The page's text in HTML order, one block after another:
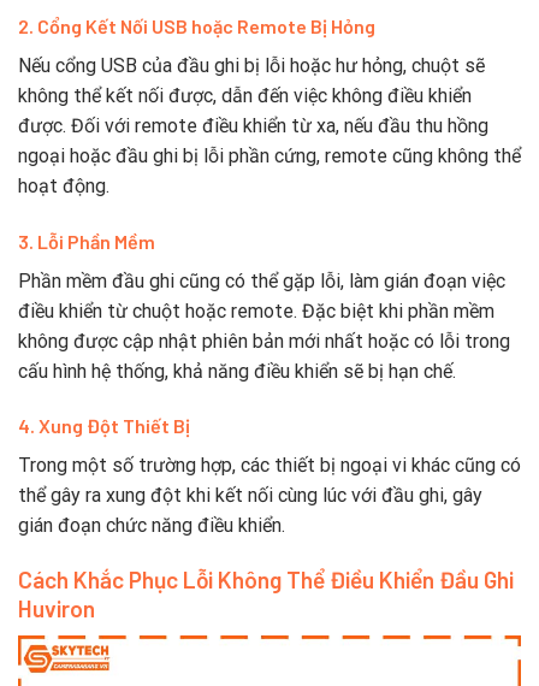
2. Cổng Kết Nối USB hoặc Remote Bị Hỏng
Nếu cổng USB của đầu ghi bị lỗi hoặc hư hỏng, chuột sẽ
không thể kết nối được, dẫn đến việc không điều khiển
được. Đối với remote điều khiển từ xa, nếu đầu thu hồng
ngoại hoặc đầu ghi bị lỗi phần cứng, remote cũng không thể
hoạt động.
3. Lỗi Phần Mềm
Phần mềm đầu ghi cũng có thể gặp lỗi, làm gián đoạn việc
điều khiển từ chuột hoặc remote. Đặc biệt khi phần mềm
không được cập nhật phiên bản mới nhất hoặc có lỗi trong
cấu hình hệ thống, khả năng điều khiển sẽ bị hạn chế.
4. Xung Đột Thiết Bị
Trong một số trường hợp, các thiết bị ngoại vi khác cũng có
thể gây ra xung đột khi kết nối cùng lúc với đầu ghi, gây
gián đoạn chức năng điều khiển.
Cách Khắc Phục Lỗi Không Thể Điều Khiển Đầu Ghi
Huviron